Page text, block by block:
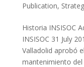
Publication,
Historia INSISOC
INSISOC 31 July
Valladolid aprobó
mantenimiento